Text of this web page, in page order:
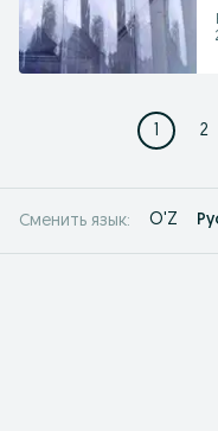
1 2
Сменить язык: O'Z